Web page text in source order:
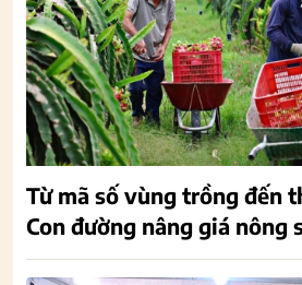
Từ mã số vùng trồng đến
Con đường nâng giá nông